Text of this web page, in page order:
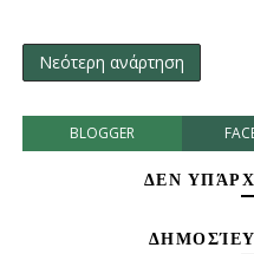
Νεότερη ανάρτηση
BLOGGER
ΔΕΝ